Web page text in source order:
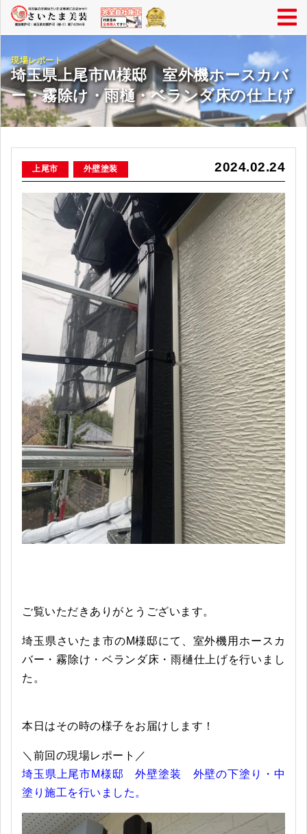
現場レポート
埼玉県上尾市M様邸 室外機ホースカバ
ー・霧除け・雨樋・ベランダ床の仕上げ
2024.02.24
上尾市 外壁塗装
ご覧いただきありがとうございます。
埼玉県さいたま市のM様邸にて、室外機用ホースカ
バー・霧除け・ベランダ床・雨樋仕上げを行いまし
た。
本日はその時の様子をお届けします！
＼前回の現場レポート／
埼玉県上尾市M様邸 外壁塗装 外壁の下塗り・中
塗り施工を行いました。